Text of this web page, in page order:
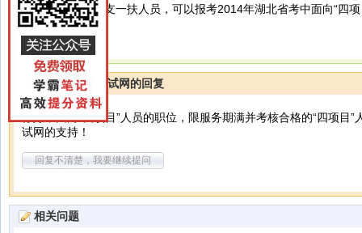
我是2013年的三支一扶人员，可以报考2014年湖北省考中面向“四
湖北公务员考试网的回复
你好，面向“四项目”人员的职位，限服务期满并考核合格的“四项目
试网的支持！
回复不清楚，我要继续提问
相关问题